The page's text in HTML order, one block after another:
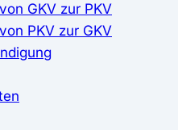
GKV zur PKV
PKV zur GKV